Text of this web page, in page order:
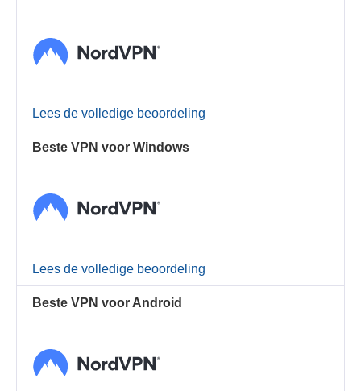
Lees de volledige beoordeling
Beste VPN voor Windows
Lees de volledige beoordeling
Beste VPN voor Android